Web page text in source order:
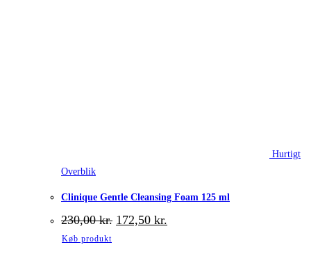
Hurtigt
Overblik
Clinique Gentle Cleansing Foam 125 ml
230,00kr. Den
oprindelige
172,50 kr.
Køb produkt